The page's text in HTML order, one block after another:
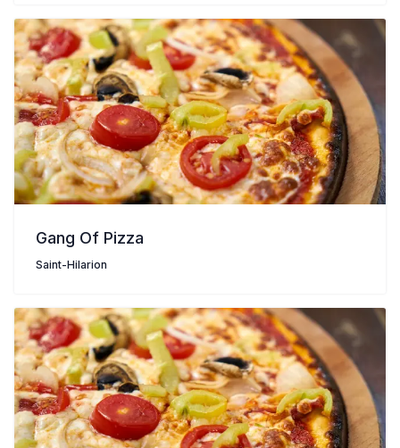
Gang Of Pizza
Saint-Hilarion